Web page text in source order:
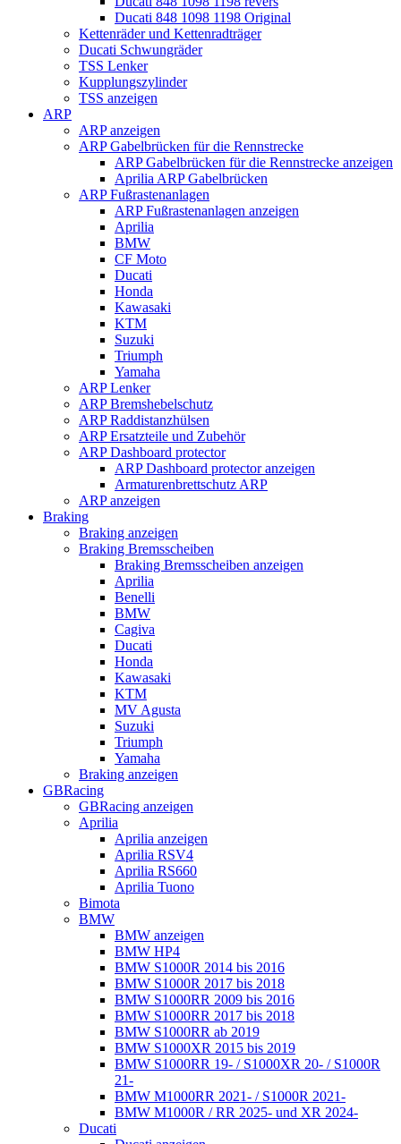
Ducati 848 1098 1198 Original
Kettenräder und Kettenradträger
Ducati Schwungräder
TSS Lenker
Kupplungszylinder
TSS anzeigen
ARP
ARP anzeigen
ARP Gabelbrücken für die Rennstrecke
ARP Gabelbrücken für die Rennstrecke anzeigen
Aprilia ARP Gabelbrücken
ARP Fußrastenanlagen
ARP Fußrastenanlagen anzeigen
Aprilia
BMW
CF Moto
Ducati
Honda
Kawasaki
KTM
Suzuki
Triumph
Yamaha
ARP Lenker
ARP Bremshebelschutz
ARP Raddistanzhülsen
ARP Ersatzteile und Zubehör
ARP Dashboard protector
ARP Dashboard protector anzeigen
Armaturenbrettschutz ARP
ARP anzeigen
Braking
Braking anzeigen
Braking Bremsscheiben
Braking Bremsscheiben anzeigen
Aprilia
Benelli
BMW
Cagiva
Ducati
Honda
Kawasaki
KTM
MV Agusta
Suzuki
Triumph
Yamaha
Braking anzeigen
GBRacing
GBRacing anzeigen
Aprilia
Aprilia anzeigen
Aprilia RSV4
Aprilia RS660
Aprilia Tuono
Bimota
BMW
BMW anzeigen
BMW HP4
BMW S1000R 2014 bis 2016
BMW S1000R 2017 bis 2018
BMW S1000RR 2009 bis 2016
BMW S1000RR 2017 bis 2018
BMW S1000RR ab 2019
BMW S1000XR 2015 bis 2019
BMW S1000RR 19- / S1000XR 20- / S1000R
21-
BMW M1000RR 2021- / S1000R 2021-
BMW M1000R / RR 2025- und XR 2024-
Ducati